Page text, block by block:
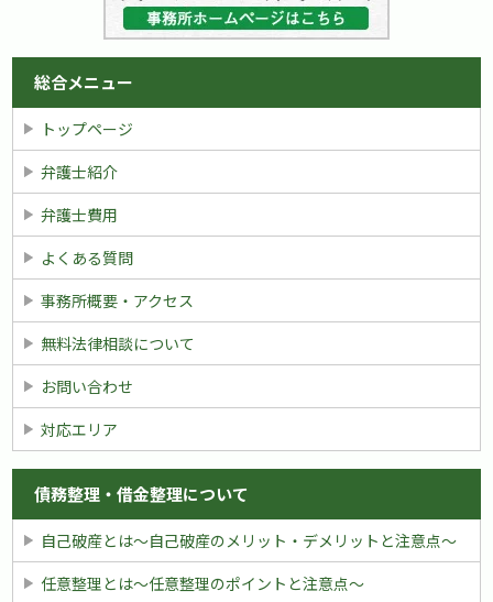
総合メニュー
トップページ
弁護士紹介
弁護士費用
よくある質問
事務所概要・アクセス
無料法律相談について
お問い合わせ
対応エリア
債務整理・借金整理について
自己破産とは〜自己破産のメリット・デメリットと注意点〜
任意整理とは〜任意整理のポイントと注意点〜